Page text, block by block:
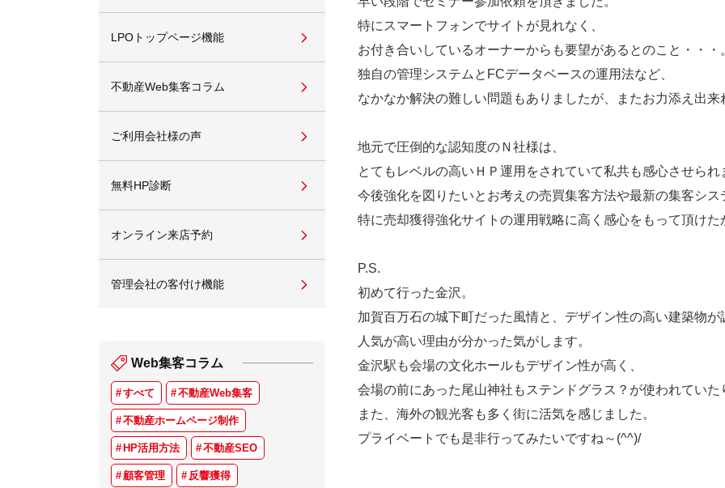
LPOトップページ機能
不動産Web集客コラム
ご利用会社様の声
無料HP診断
オンライン来店予約
管理会社の客付け機能
Web集客コラム
すべて 不動産Web集客
不動産ホームページ制作
HP活用方法 不動産SEO
顧客管理 反響獲得
特にスマートフォンでサイトが見れなく、
お付き合いしているオーナーからも要望があるとのこと・・・
独自の管理システムとFCデータベースの運用法など、
なかなか解決の難しい問題もありましたが、またお力添え出来
地元で圧倒的な認知度のＮ社様は、
とてもレベルの高いＨＰ運用をされていて私共も感心させられ
今後強化を図りたいとお考えの売買集客方法や最新の集客シス
特に売却獲得強化サイトの運用戦略に高く感心をもって頂けた
P.S.
初めて行った金沢。
加賀百万石の城下町だった風情と、デザイン性の高い建築物が
人気が高い理由が分かった気がします。
金沢駅も会場の文化ホールもデザイン性が高く、
会場の前にあった尾山神社もステンドグラス？が使われていた
また、海外の観光客も多く街に活気を感じました。
プライベートでも是非行ってみたいですね～(^^)/